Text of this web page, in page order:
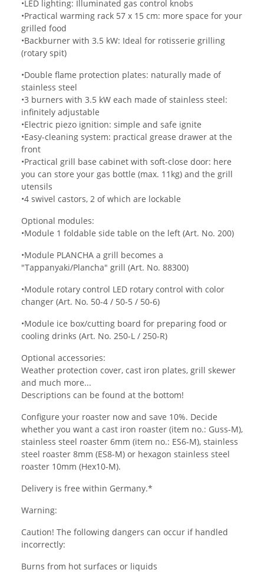
•LED lighting: Illuminated gas control knobs
•Practical warming rack 57 x 15 cm: more space for your
grilled food
•Backburner with 3.5 kW: Ideal for rotisserie grilling
(rotary spit)
•Double flame protection plates: naturally made of
stainless steel
•3 burners with 3.5 kW each made of stainless steel:
infinitely adjustable
•Electric piezo ignition: simple and safe ignite
•Easy-cleaning system: practical grease drawer at the
front
•Practical grill base cabinet with soft-close door: here
you can store your gas bottle (max. 11kg) and the grill
utensils
•4 swivel castors, 2 of which are lockable
Optional modules:
•Module 1 foldable side table on the left (Art. No. 200)
•Module PLANCHA a grill becomes a
"Tappanyaki/Plancha" grill (Art. No. 88300)
•Module rotary control LED rotary control with color
changer (Art. No. 50-4 / 50-5 / 50-6)
•Module ice box/cutting board for preparing food or
cooling drinks (Art. No. 250-L / 250-R)
Optional accessories:
Weather protection cover, cast iron plates, grill skewer
and much more...
Descriptions can be found at the bottom!
Configure your roaster now and save 10%. Decide
whether you want a cast iron roaster (item no.: Guss-M),
stainless steel roaster 6mm (item no.: ES6-M), stainless
steel roaster 8mm (ES8-M) or hexagon stainless steel
roaster 10mm (Hex10-M).
Delivery is free within Germany.*
Warning:
Caution! The following dangers can occur if handled
incorrectly:
Burns from hot surfaces or liquids